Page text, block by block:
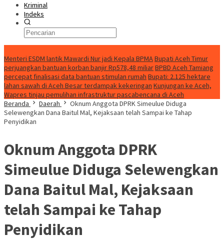
Kriminal
Indeks
Menteri ESDM lantik Mawardi Nur jadi Kepala BPMABupati Aceh Timur
perjuangkan bantuan korban banjir Rp578,48 miliarBPBD Aceh Tamiang
percepat finalisasi data bantuan stimulan rumah Bupati: 2.125 hektare
lahan sawah di Aceh Besar terdampak kekeringan Kunjungan ke Aceh,
Wapres tinjau pemulihan infrastruktur pascabencana di Aceh
Beranda
Daerah
Oknum Anggota DPRK Simeulue Diduga
Selewengkan Dana Baitul Mal, Kejaksaan telah Sampai ke Tahap
Penyidikan
Oknum Anggota DPRK
Simeulue Diduga Selewengkan
Dana Baitul Mal, Kejaksaan
telah Sampai ke Tahap
Penyidikan